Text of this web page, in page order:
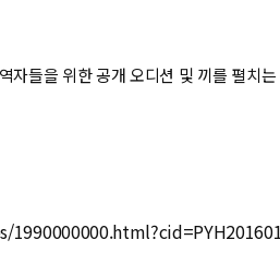
자들을 위한 공개 오디션 및 끼를 펼치